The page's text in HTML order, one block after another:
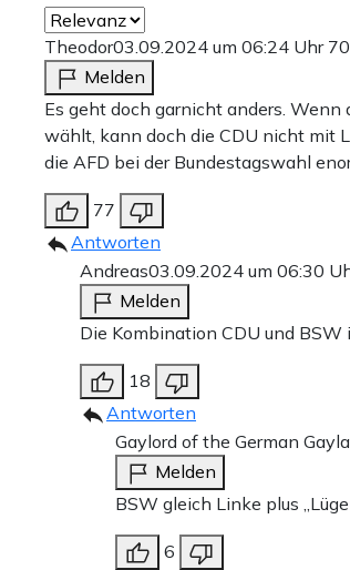
Theodor03.09.2024 um 06:24 Uhr
Melden
Es geht doch garnicht anders.
wählt, kann doch die CDU nicht mit
die AFD bei der Bundestagswahl
77
Antworten
Andreas03.09.2024 um 06:30
Melden
Die Kombination CDU und BSW
18
Antworten
Gaylord of the German
Melden
BSW gleich Linke plus
6